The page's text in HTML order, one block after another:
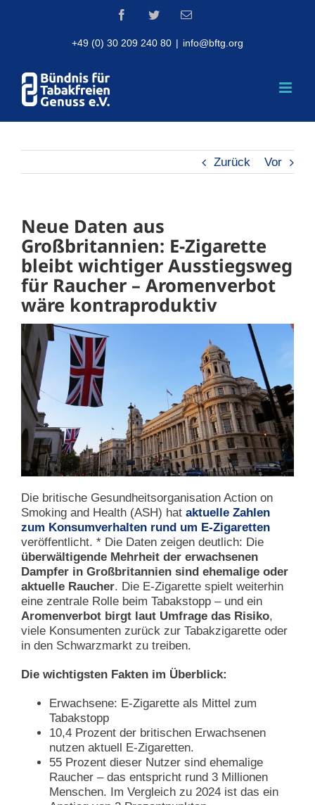
FacebookTwitterEmail
+49 (0) 30 209 240 80 | info@bftg.org
Zurück Vor
Neue Daten aus
Großbritannien: E-Zigarette
bleibt wichtiger Ausstiegsweg
für Raucher – Aromenverbot
wäre kontraproduktiv
Die britische Gesundheitsorganisation Action on
Smoking and Health (ASH) hat aktuelle Zahlen
zum Konsumverhalten rund um E-Zigaretten
veröffentlicht. * Die Daten zeigen deutlich: Die
überwältigende Mehrheit der erwachsenen
Dampfer in Großbritannien sind ehemalige oder
aktuelle Raucher. Die E-Zigarette spielt weiterhin
eine zentrale Rolle beim Tabakstopp – und ein
Aromenverbot birgt laut Umfrage das Risiko,
viele Konsumenten zurück zur Tabakzigarette oder
in den Schwarzmarkt zu treiben.
Die wichtigsten Fakten im Überblick:
Erwachsene: E-Zigarette als Mittel zum
Tabakstopp
10,4 Prozent der britischen Erwachsenen
nutzen aktuell E-Zigaretten.
55 Prozent dieser Nutzer sind ehemalige
Raucher – das entspricht rund 3 Millionen
Menschen. Im Vergleich zu 2024 ist das ein